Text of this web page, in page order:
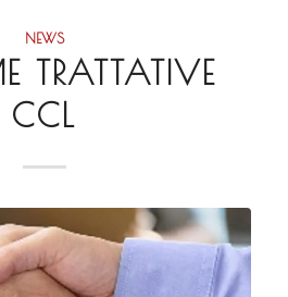
NEWS
TRATTATIVE
CCL